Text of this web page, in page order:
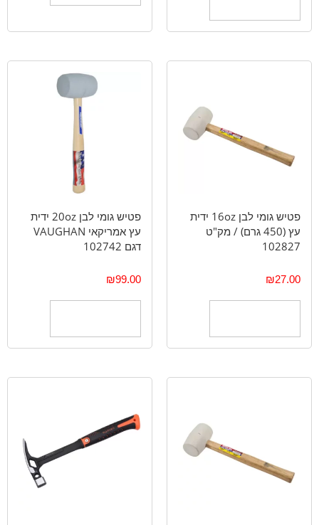
פטיש גומי לבן 16oz ידית
עץ (450 גרם) / מק"ט
102827
₪27.00
פטיש גומי לבן 20oz ידית
עץ אמריקאי VAUGHAN
דגם 102742
₪99.00